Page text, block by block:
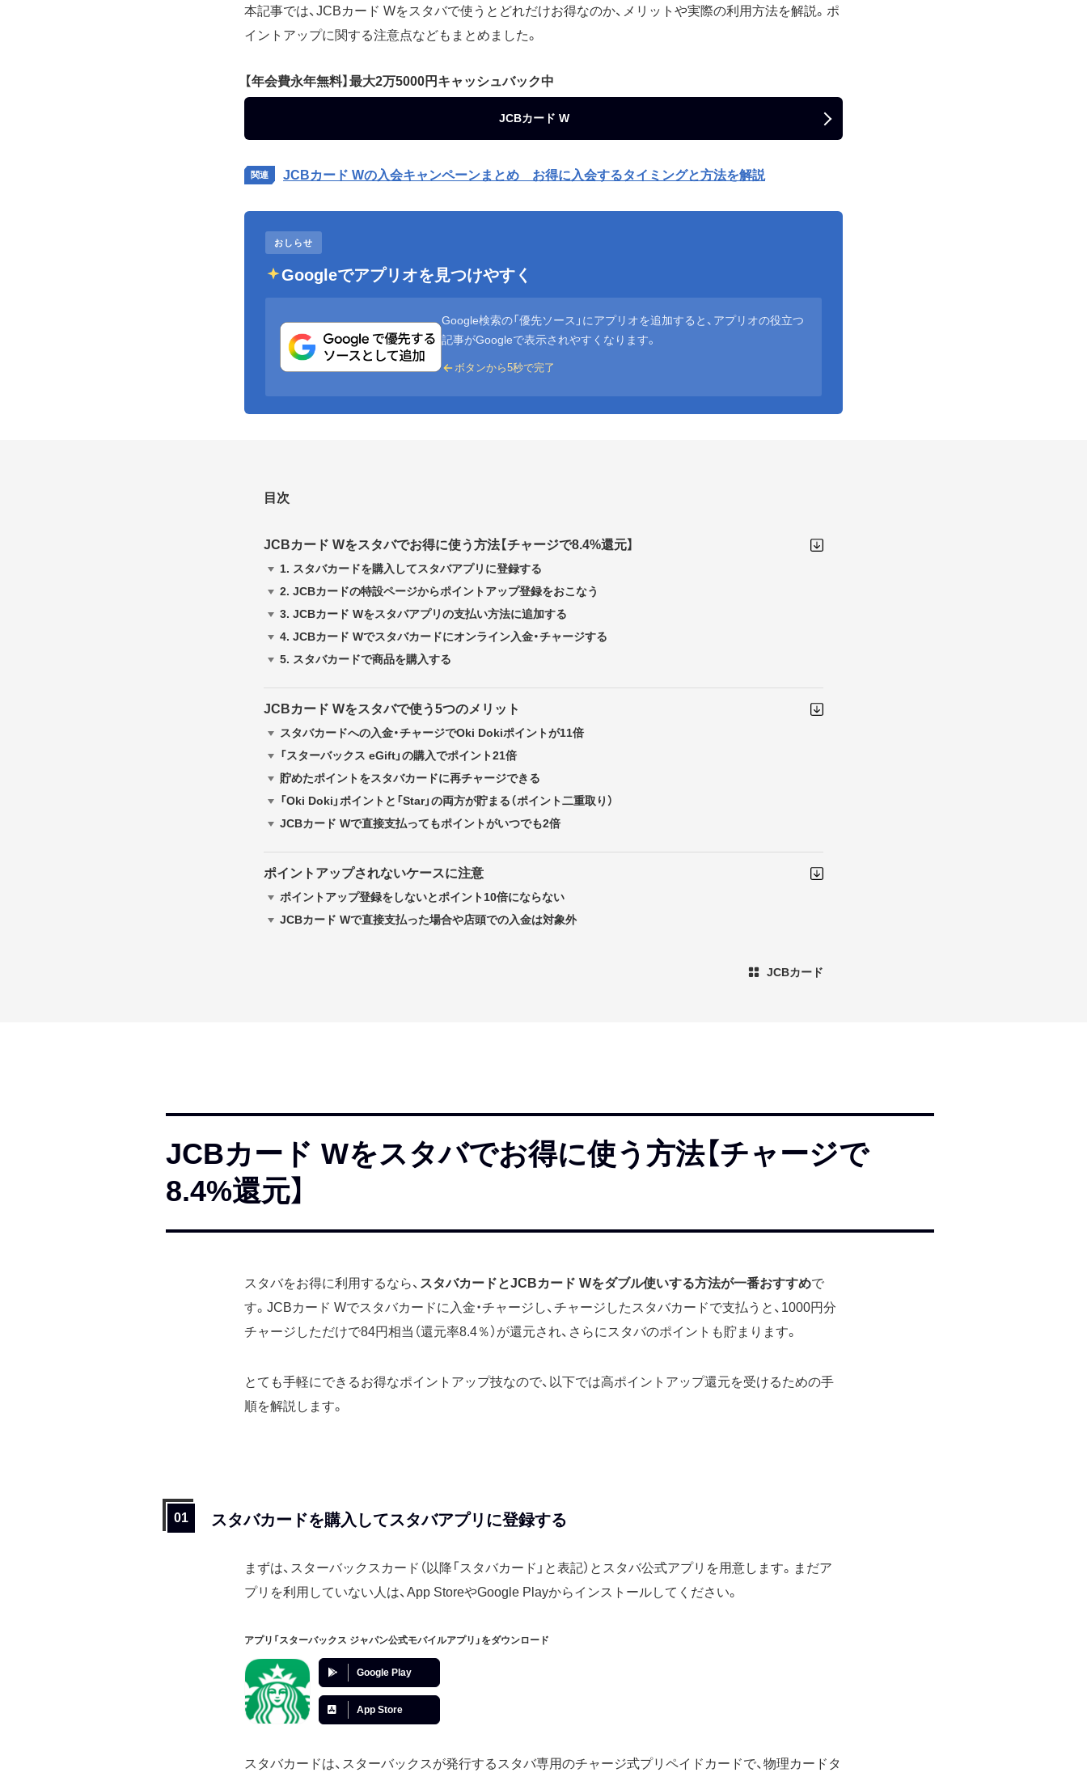
本記事では、JCBカード Wをスタバで使うとどれだけお得なのか、メリットや実際の利用方法を解説。ポ
イントアップに関する注意点などもまとめました。
【年会費永年無料】最大2万5000円キャッシュバック中
JCBカード W
JCBカード Wの入会キャンペーンまとめ お得に入会するタイミングと方法を解説
おしらせ
Googleでアプリオを見つけやすく
Google検索の「優先ソース」にアプリオを追加すると、アプリオの役立つ
記事がGoogleで表示されやすくなります。
ボタンから5秒で完了
目次
JCBカード Wをスタバでお得に使う方法【チャージで8.4%還元】
1. スタバカードを購入してスタバアプリに登録する
2. JCBカードの特設ページからポイントアップ登録をおこなう
3. JCBカード Wをスタバアプリの支払い方法に追加する
4. JCBカード Wでスタバカードにオンライン入金・チャージする
5. スタバカードで商品を購入する
JCBカード Wをスタバで使う5つのメリット
スタバカードへの入金・チャージでOki Dokiポイントが11倍
「スターバックス eGift」の購入でポイント21倍
貯めたポイントをスタバカードに再チャージできる
「Oki Doki」ポイントと「Star」の両方が貯まる（ポイント二重取り）
JCBカード Wで直接支払ってもポイントがいつでも2倍
ポイントアップされないケースに注意
ポイントアップ登録をしないとポイント10倍にならない
JCBカード Wで直接支払った場合や店頭での入金は対象外
JCBカード
JCBカード Wをスタバでお得に使う方法【チャージで
8.4%還元】
スタバをお得に利用するなら、 スタバカードとJCBカード Wをダブル使いする方法が一番おすすめで
す。JCBカード Wでスタバカードに入金・チャージし、チャージしたスタバカードで支払うと、1000円分
チャージしただけで84円相当（還元率8.4％）が還元され、さらにスタバのポイントも貯まります。
とても手軽にできるお得なポイントアップ技なので、以下では高ポイントアップ還元を受けるための手
順を解説します。
スタバカードを購入してスタバアプリに登録する
まずは、スターバックスカード（以降「スタバカード」と表記）とスタバ公式アプリを用意します。まだア
プリを利用していない人は、App StoreやGoogle Playからインストールしてください。
アプリ「スターバックス ジャパン公式モバイルアプリ」をダウンロード
Google Play
App Store
スタバカードは、スターバックスが発行するスタバ専用のチャージ式プリペイドカードで、物理カードタ